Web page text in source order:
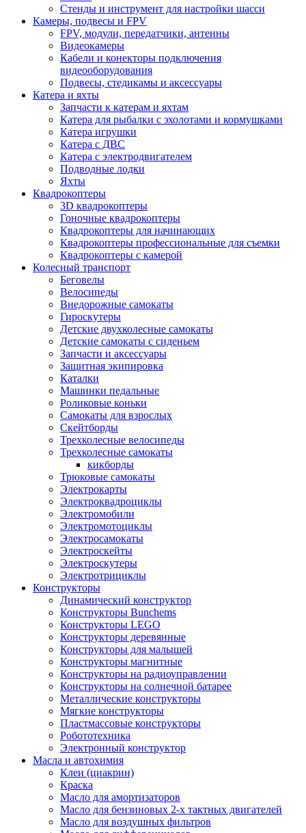
Стенды и инструмент для настройки шасси
Камеры, подвесы и FPV
FPV, модули, передатчики, антенны
Видеокамеры
Кабели и конекторы подключения
видеооборудования
Подвесы, стедикамы и аксессуары
Катера и яхты
Запчасти к катерам и яхтам
Катера для рыбалки с эхолотами и кормушками
Катера игрушки
Катера с ДВС
Катера с электродвигателем
Подводные лодки
Яхты
Квадрокоптеры
3D квадрокоптеры
Гоночные квадрокоптеры
Квадрокоптеры для начинающих
Квадрокоптеры профессиональные для съемки
Квадрокоптеры с камерой
Колесный транспорт
Беговелы
Велосипеды
Внедорожные самокаты
Гироскутеры
Детские двухколесные самокаты
Детские самокаты с сиденьем
Запчасти и аксессуары
Защитная экипировка
Каталки
Машинки педальные
Роликовые коньки
Самокаты для взрослых
Скейтборды
Трехколесные велосипеды
Трехколесные самокаты
кикборды
Трюковые самокаты
Электрокарты
Электроквадроциклы
Электромобили
Электромотоциклы
Электросамокаты
Электроскейты
Электроскутеры
Электротрициклы
Конструкторы
Динамический конструктор
Конструкторы Bunchems
Конструкторы LEGO
Конструкторы деревянные
Конструкторы для малышей
Конструкторы магнитные
Конструкторы на радиоуправлении
Конструкторы на солнечной батарее
Металлические конструкторы
Мягкие конструкторы
Пластмассовые конструкторы
Робототехника
Электронный конструктор
Масла и автохимия
Клеи (циакрин)
Краска
Масло для амортизаторов
Масло для бензиновых 2-х тактных двигателей
Масло для воздушных фильтров